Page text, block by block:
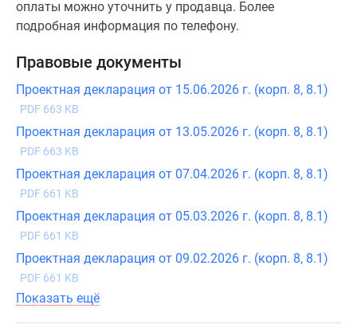
оплаты можно уточнить у продавца. Более
подробная информация по телефону.
Правовые документы
Проектная декларация от 15.06.2026 г. (корп. 8, 8.1)
PDF 663 KB
Проектная декларация от 13.05.2026 г. (корп. 8, 8.1)
PDF 663 KB
Проектная декларация от 07.04.2026 г. (корп. 8, 8.1)
PDF 661 KB
Проектная декларация от 05.03.2026 г. (корп. 8, 8.1)
PDF 661 KB
Проектная декларация от 09.02.2026 г. (корп. 8, 8.1)
PDF 661 KB
Показать ещё